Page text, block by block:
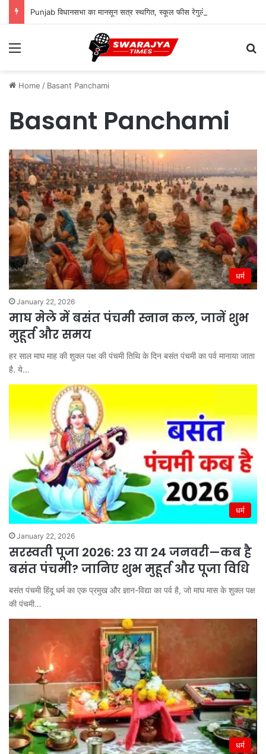
Menu
Home / Basant Panchami
Basant Panchami
धर्म
January 22, 2026
माघ मेले में बसंत पंचमी स्नान कल, जानें शुभ
मुहूर्त और समय
हर साल माघ माह की शुक्ल पक्ष की पंचमी तिथि के दिन बसंत पंचमी का पर्व मानाया जाता
है. ये…
धर्म
January 22, 2026
सरस्वती पूजा 2026: 23 या 24 जनवरी—कब है
बसंत पंचमी? जानिए शुभ मुहूर्त और पूजा विधि
बसंत पंचमी हिंदू धर्म का एक प्रमुख और ज्ञान-विद्या का पर्व है, जो माघ मास के शुक्ल पक्ष
की पंचमी…
धर्म